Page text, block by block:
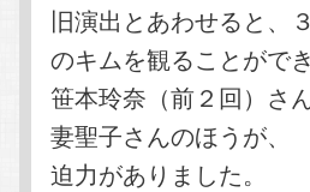
旧演出とあわせると、
のキムを観ることがで
笹本玲奈（前２回）さ
妻聖子さんのほうが、
迫力がありました。